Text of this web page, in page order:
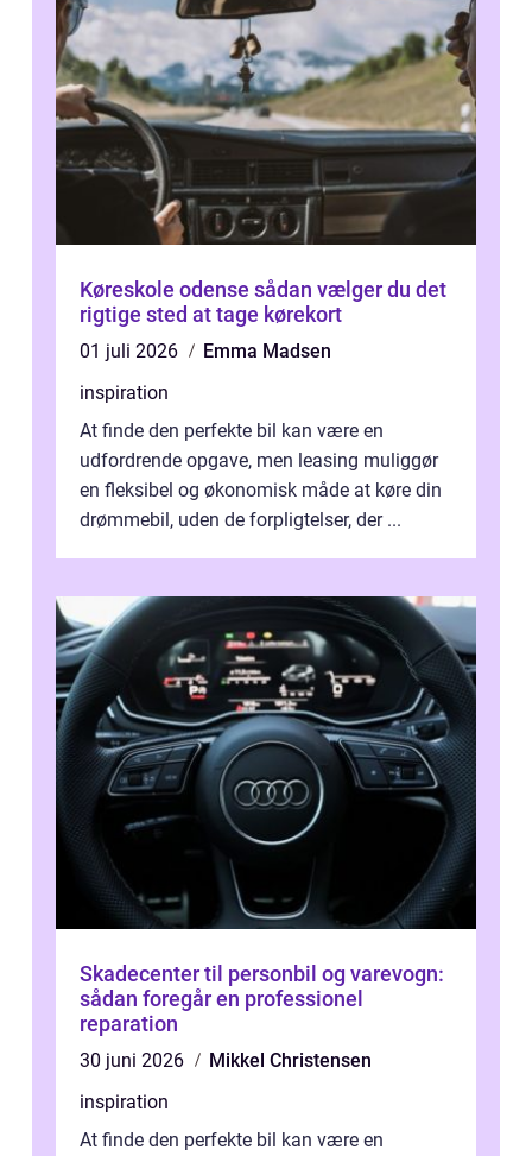
Køreskole odense sådan vælger du det
rigtige sted at tage kørekort
01 juli 2026
Emma Madsen
inspiration
At finde den perfekte bil kan være en
udfordrende opgave, men leasing muliggør
en fleksibel og økonomisk måde at køre din
drømmebil, uden de forpligtelser, der ...
Skadecenter til personbil og varevogn:
sådan foregår en professionel
reparation
30 juni 2026
Mikkel Christensen
inspiration
At finde den perfekte bil kan være en